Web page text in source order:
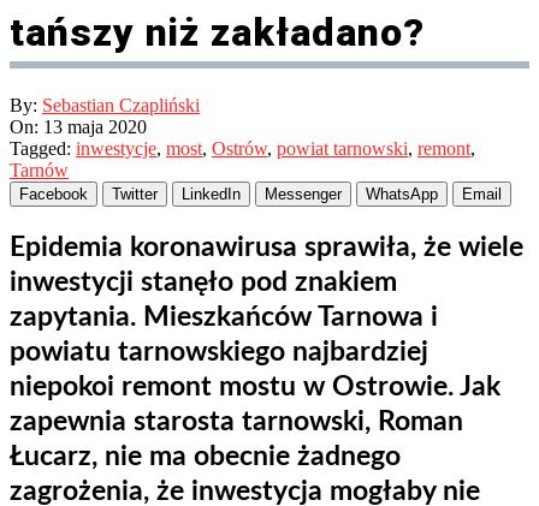
tańszy niż zakładano?
By: Sebastian Czapliński
On: 13 maja 2020
Tagged: inwestycje, most, Ostrów, powiat tarnowski, remont,
Tarnów
Facebook Twitter LinkedIn Messenger WhatsApp Email
Epidemia koronawirusa sprawiła, że wiele
inwestycji stanęło pod znakiem
zapytania. Mieszkańców Tarnowa i
powiatu tarnowskiego najbardziej
niepokoi remont mostu w Ostrowie. Jak
zapewnia starosta tarnowski, Roman
Łucarz, nie ma obecnie żadnego
zagrożenia, że inwestycja mogłaby nie